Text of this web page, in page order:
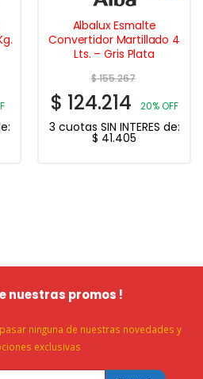
Albalux Esmalte
Convertidor Martillado 4
Lts. – Gris Plata
$155.267
$ 124.214 20% OFF
3 cuotas SIN INTERES de:
$ 41.405
nuestras promos !
ninguna de nuestras novedades y
exclusivas